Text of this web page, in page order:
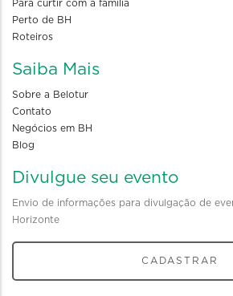
Para curtir com a familia
Perto de BH
Roteiros
Saiba Mais
Sobre a Belotur
Contato
Negócios em BH
Blog
Divulgue seu evento
Envio de informações para divulgação de
Horizonte
CADASTRAR